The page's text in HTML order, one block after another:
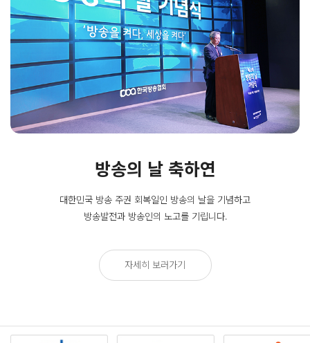
방송의 날 축하연
대한민국 방송 주권 회복일인 방송의 날을 기념하고
방송발전과 방송인의 노고를 기립니다.
자세히 보러가기